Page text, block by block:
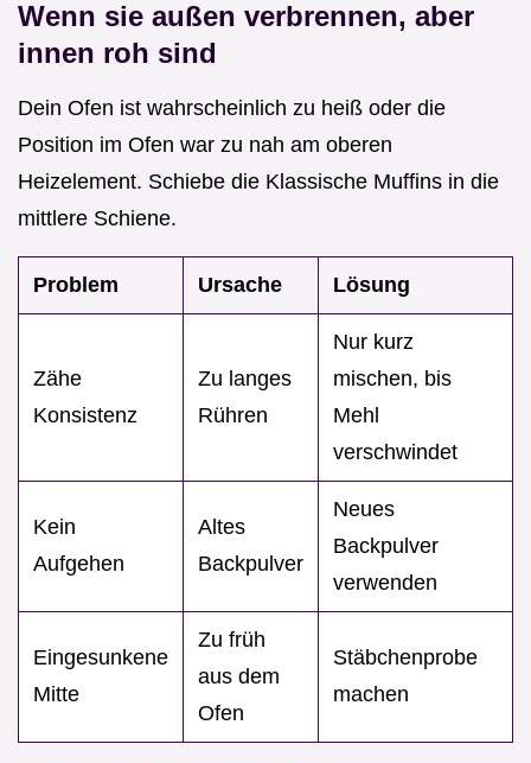
Wenn sie außen verbrennen, aber
innen roh sind
Dein Ofen ist wahrscheinlich zu heiß oder die
Position im Ofen war zu nah am oberen
Heizelement. Schiebe die Klassische Muffins in die
mittlere Schiene.
Problem Ursache Lösung
Zähe
Konsistenz
Zu langes
Rühren
Nur kurz
mischen, bis
Mehl
verschwindet
Kein
Aufgehen
Altes
Backpulver
Neues
Backpulver
verwenden
Eingesunkene
Mitte
Zu früh
aus dem
Ofen
Stäbchenprobe
machen